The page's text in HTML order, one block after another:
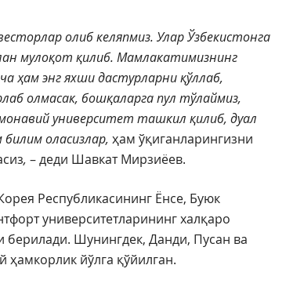
олиб келяпмиз. Улар Ўзбекистонга
мулоқот қилиб. Мамлакатимизнинг
ҳам энг яхши дастурларни қўллаб,
олмасак, бошқаларга пул тўлаймиз,
университет ташкил қилиб, дуал
оласизлар, ҳам ўқиганларингизни
, – деди Шавкат Мирзиёев.
Республикасининг Ёнсе, Буюк
университетларининг халқаро
берилади. Шунингдек, Данди, Пусан ва
йўлга қўйилган.